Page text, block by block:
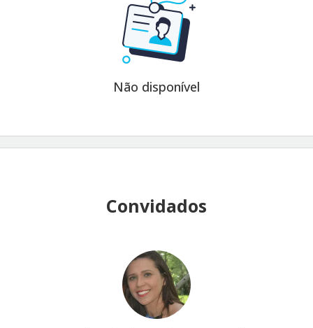
Não disponível
Convidados